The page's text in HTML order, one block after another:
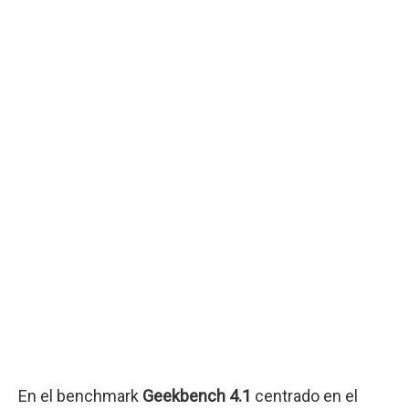
En el benchmark Geekbench 4.1 centrado en el